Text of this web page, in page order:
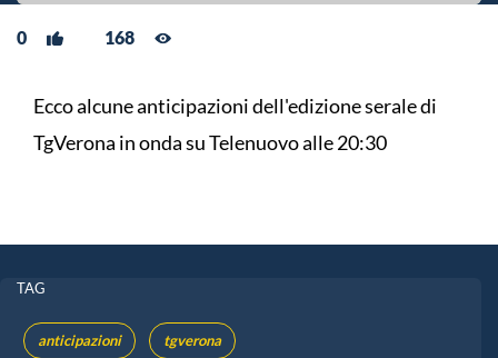
0 168
Ecco alcune anticipazioni dell'edizione serale di
TgVerona in onda su Telenuovo alle 20:30
TAG
anticipazioni tgverona